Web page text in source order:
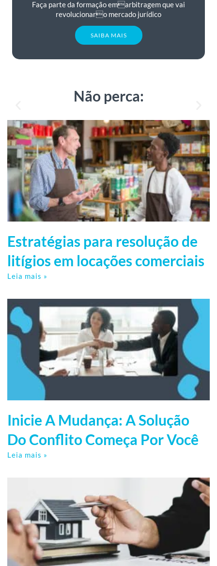
Faça parte da formação emarbitragem que vai
revolucionaro mercado jurídico
SAIBA MAIS
Não perca:
Estratégias para resolução de
litígios em locações comerciais
Leia mais »
Inicie A Mudança: A Solução
Do Conflito Começa Por Você
Leia mais »